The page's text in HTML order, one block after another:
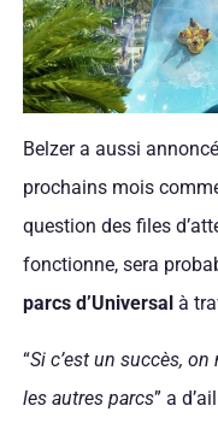
Belzer a aussi
prochains mois
question des files
fonctionne, sera
parcs d’Universalà
“Si c’est un succès, on
les autres parcs” a